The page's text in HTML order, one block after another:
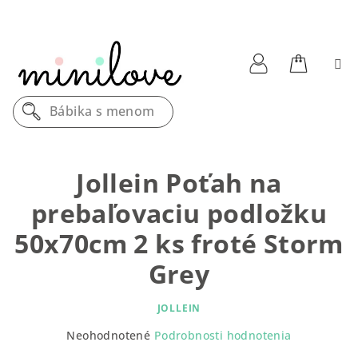
Bábika s menom
Jollein Poťah na
prebaľovaciu podložku
50x70cm 2 ks froté Storm
Grey
JOLLEIN
Neohodnotené Podrobnosti hodnotenia